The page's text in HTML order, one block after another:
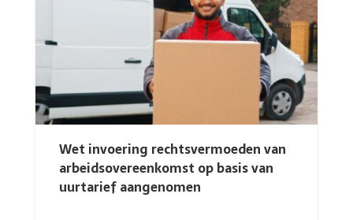
Wet invoering rechtsvermoeden van
arbeidsovereenkomst op basis van
uurtarief aangenomen